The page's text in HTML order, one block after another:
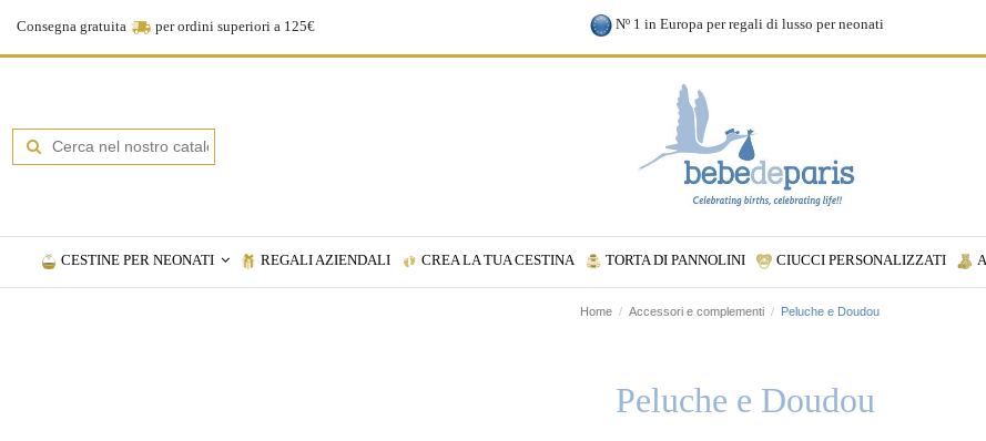
Consegna gratuita per ordini superiori a 125€ Nº 1 in Europa per regali di lusso per neonati
CESTINE PER NEONATI REGALI AZIENDALI CREA LA TUA CESTINA TORTA DI PANNOLINI CIUCCI PERSONALIZZATI
Home Accessori e complementi Peluche e Doudou
Peluche e Doudou